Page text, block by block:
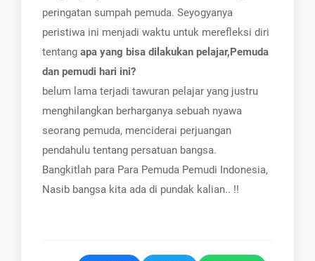
peringatan sumpah pemuda. Seyogyanya
peristiwa ini menjadi waktu untuk merefleksi diri
tentang apa yang bisa dilakukan pelajar,Pemuda
dan pemudi hari ini?
belum lama terjadi tawuran pelajar yang justru
menghilangkan berharganya sebuah nyawa
seorang pemuda, menciderai perjuangan
pendahulu tentang persatuan bangsa.
Bangkitlah para Para Pemuda Pemudi Indonesia,
Nasib bangsa kita ada di pundak kalian.. !!